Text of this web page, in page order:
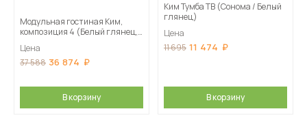
Модульная гостиная Ким,
композиция 4 (Белый глянец,
Цена
37 588 36 874
В корзину
Ким Тумба ТВ (Сонома / Белый
глянец)
Цена
11 695 11 474
В корзину